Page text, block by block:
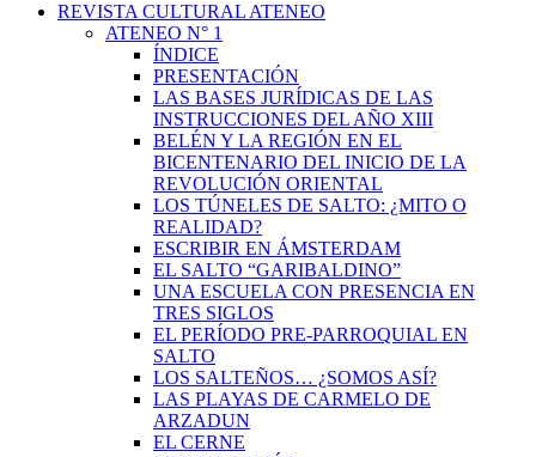
REVISTA CULTURAL ATENEO
ATENEO N° 1
ÍNDICE
PRESENTACIÓN
LAS BASES JURÍDICAS DE LAS
INSTRUCCIONES DEL AÑO XIII
BELÉN Y LA REGIÓN EN EL
BICENTENARIO DEL INICIO DE LA
REVOLUCIÓN ORIENTAL
LOS TÚNELES DE SALTO: ¿MITO O
REALIDAD?
ESCRIBIR EN ÁMSTERDAM
EL SALTO “GARIBALDINO”
UNA ESCUELA CON PRESENCIA EN
TRES SIGLOS
EL PERÍODO PRE-PARROQUIAL EN
SALTO
LOS SALTEÑOS… ¿SOMOS ASÍ?
LAS PLAYAS DE CARMELO DE
ARZADUN
EL CERNE